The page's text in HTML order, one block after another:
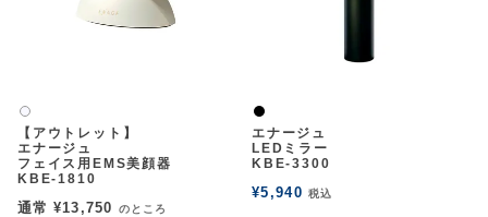
白2
【アウトレット】
エナージュ
フェイス用EMS美顔器
KBE-1810
通常 ¥13,750 のところ
黒
エナージュ
LEDミラー
KBE-3300
¥5,940 税込